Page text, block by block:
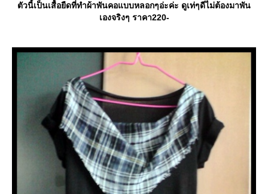
ตัวนี้เป็นเสื้อยืดที่ทำผ้าพันคอแบบหลอกๆอ่ะค่ะ ดูเท่ๆดีไม่ต้องมาพัน
เองจริงๆ ราคา220-